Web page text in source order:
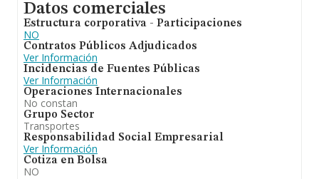
Datos comerciales
Estructura corporativa - Participaciones
NO
Contratos Públicos Adjudicados
Ver Información
Incidencias de Fuentes Públicas
Ver Información
Operaciones Internacionales
No constan
Grupo Sector
Transportes
Responsabilidad Social Empresarial
Ver Información
Cotiza en Bolsa
NO